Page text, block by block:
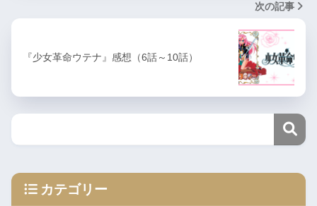
次の記事
『少女革命ウテナ』感想（6話～10話）
カテゴリー